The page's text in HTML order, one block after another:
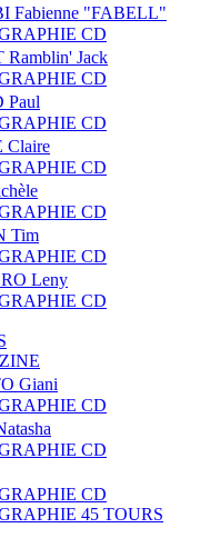
Fabienne "FABELL"
CD
Jack
CD
Paul
CD
Claire
CD
CD
Tim
CD
Leny
CD
Giani
CD
CD
CD
45 TOURS